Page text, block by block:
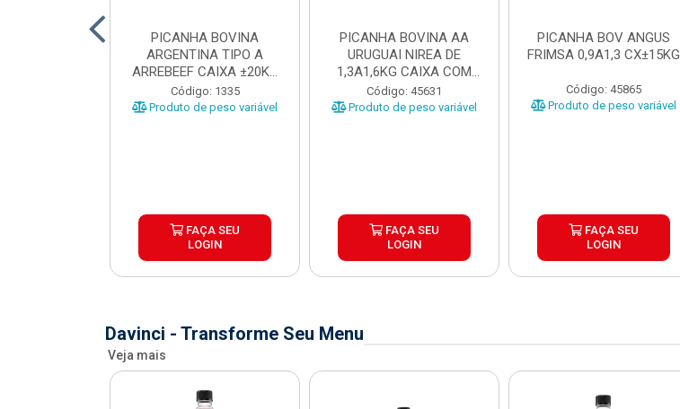
PICANHA BOVINA
ARGENTINA TIPO A
ARREBEEF CAIXA ±20KG
PEÇAS 1...
Código: 1335
Produto de peso variável
FAÇA SEU
LOGIN
PICANHA BOVINA AA
URUGUAI NIREA DE
1,3A1,6KG CAIXA COM
±15KG
Código: 45631
Produto de peso variável
FAÇA SEU
LOGIN
PICANHA BOV ANGUS
FRIMSA 0,9A1,3 CX±15KG
Código: 45865
Produto de peso variável
FAÇA SEU
LOGIN
Davinci - Transforme Seu Menu
Veja mais